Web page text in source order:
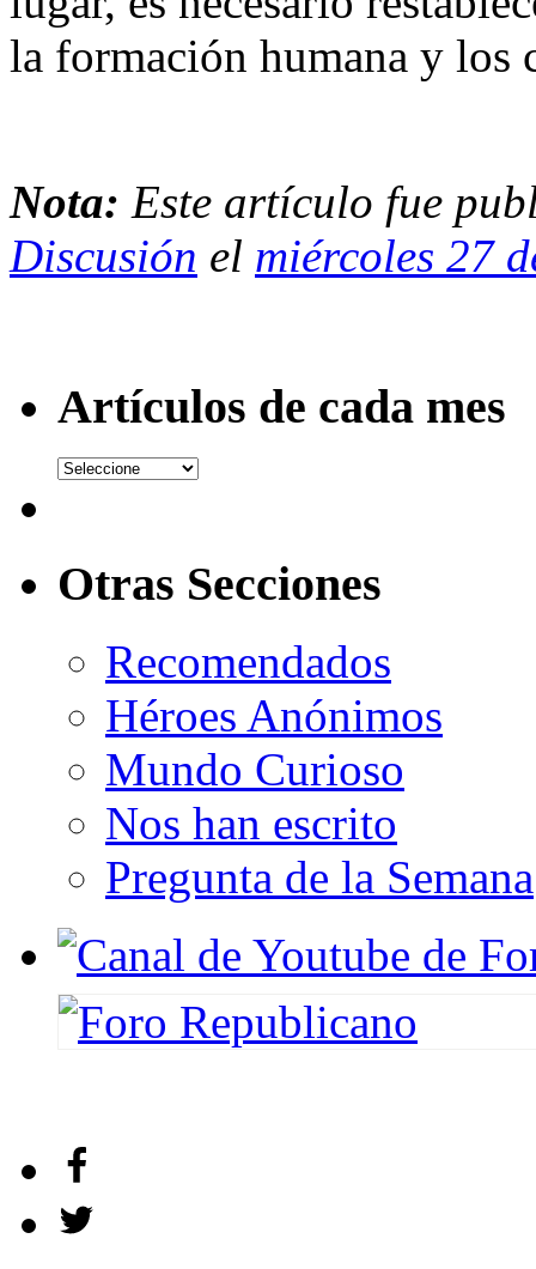
la formación humana y los
Nota: Este artículo fue
Discusión el miércoles 27
Artículos de cada mes
Otras Secciones
Recomendados
Héroes Anónimos
Mundo Curioso
Nos han escrito
Pregunta de la Semana